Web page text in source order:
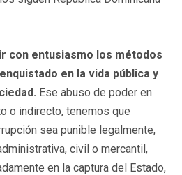
con entusiasmo los métodos
en la vida pública y
Ese abuso de poder en
o indirecto, tenemos que
sea punible legalmente,
civil o mercantil,
en la captura del Estado,